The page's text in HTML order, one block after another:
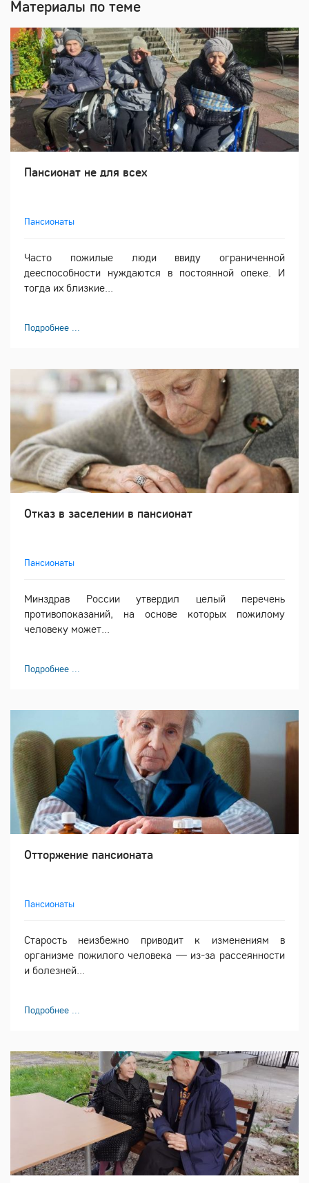
Материалы по теме
Пансионат не для всех
Пансионаты
Часто пожилые люди ввиду ограниченной
дееспособности нуждаются в постоянной опеке. И
тогда их близкие...
Подробнее ...
Отказ в заселении в пансионат
Пансионаты
Минздрав России утвердил целый перечень
противопоказаний, на основе которых пожилому
человеку может...
Подробнее ...
Отторжение пансионата
Пансионаты
Старость неизбежно приводит к изменениям в
организме пожилого человека — из-за рассеянности
и болезней...
Подробнее ...